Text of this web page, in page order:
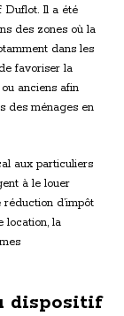
Duflot. Il a été
des zones où la
dans les
favoriser la
anciens afin
des ménages en
aux particuliers
à le louer
d’impôt
location, la
dispositif